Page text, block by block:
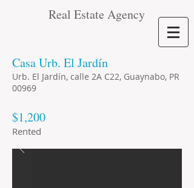
Real Estate Agency
Casa Urb. El Jardín
Urb. El Jardín, calle 2A C22, Guaynabo, PR
00969
$1,200
Rented